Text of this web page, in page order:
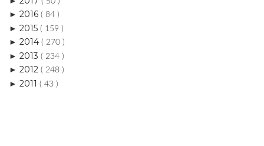
► 2016 ( 84 )
► 2015 ( 159 )
► 2014 ( 270 )
► 2013 ( 234 )
► 2012 ( 248 )
► 2011 ( 43 )